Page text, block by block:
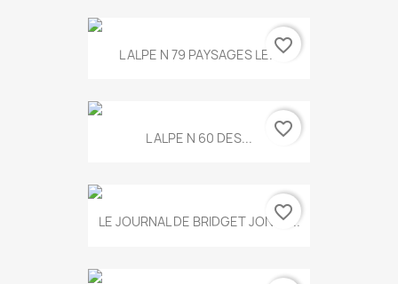
L ALPE N 79 PAYSAGES LE...favorite_border
L ALPE N 60 DES... favorite_border
LE JOURNAL DE BRIDGET JONES...
favorite_border